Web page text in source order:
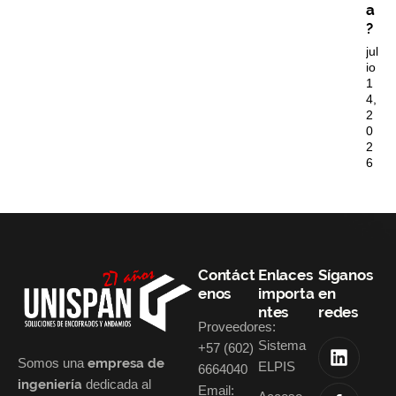
a
?
jul
io
1
4,
2
0
2
6
Somos una empresa de
ingeniería dedicada al
Contáct
enos
Proveedores:
+57 (602)
6664040
Email:
Enlaces
importa
ntes
Sistema
ELPIS
Síganos
en
redes